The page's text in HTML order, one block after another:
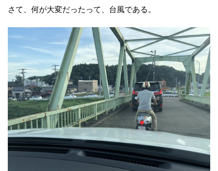
さて、何が大変だったって、台風である。